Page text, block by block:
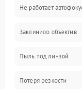
Хранение данных
Программное
Механические
Аудио
Не работает
Заклинило объектив
Пыль под линзой
Потеря резкости